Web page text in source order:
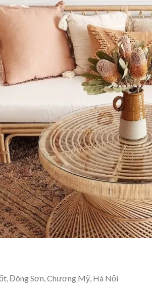
Đông Sơn, Chương Mỹ, Hà Nội